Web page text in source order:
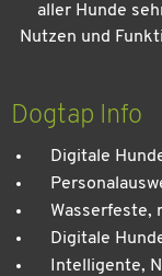
Kein Urlaub
aller Hunde
Nutzen und
Dogtap Info
Digitale
Wasserfeste,
Digitale
Intelligente,